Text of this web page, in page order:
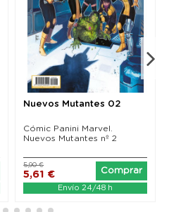
Nuevos Mutantes 02
Cómic Panini Marvel.
Nuevos Mutantes nº 2
5,61 €
5,90 €
Comprar
Envío 24/48 h